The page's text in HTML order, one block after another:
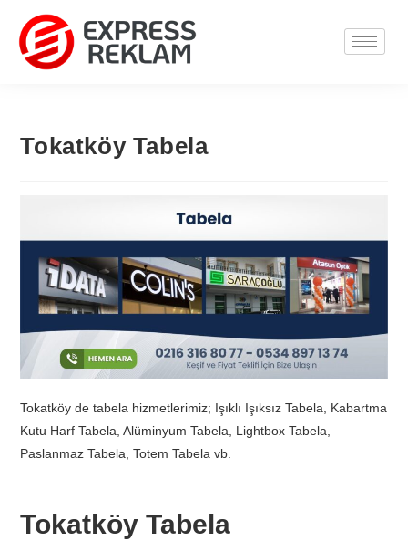
Tokatköy Tabela
Tokatköy de tabela hizmetlerimiz; Işıklı Işıksız Tabela, Kabartma
Kutu Harf Tabela, Alüminyum Tabela, Lightbox Tabela,
Paslanmaz Tabela, Totem Tabela vb.
Tokatköy Tabela